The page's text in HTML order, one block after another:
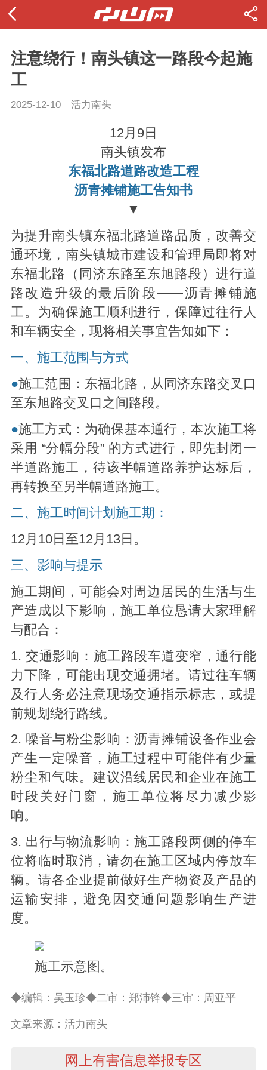
注意绕行！南头镇这一路段今起施
工
2025-12-10 活力南头
12月9日
南头镇发布
东福北路道路改造工程
沥青摊铺施工告知书
▼
为提升南头镇东福北路道路品质，改善交
通环境，南头镇城市建设和管理局即将对
东福北路（同济东路至东旭路段）进行道
路改造升级的最后阶段——沥青摊铺施
工。为确保施工顺利进行，保障过往行人
和车辆安全，现将相关事宜告知如下：
一、施工范围与方式
●施工范围：东福北路，从同济东路交叉口
至东旭路交叉口之间路段。
●施工方式：为确保基本通行，本次施工将
采用 “分幅分段” 的方式进行，即先封闭一
半道路施工，待该半幅道路养护达标后，
再转换至另半幅道路施工。
二、施工时间计划施工期：
12月10日至12月13日。
三、影响与提示
施工期间，可能会对周边居民的生活与生
产造成以下影响，施工单位恳请大家理解
与配合：
1. 交通影响：施工路段车道变窄，通行能
力下降，可能出现交通拥堵。请过往车辆
及行人务必注意现场交通指示标志，或提
前规划绕行路线。
2. 噪音与粉尘影响：沥青摊铺设备作业会
产生一定噪音，施工过程中可能伴有少量
粉尘和气味。建议沿线居民和企业在施工
时段关好门窗，施工单位将尽力减少影
响。
3. 出行与物流影响：施工路段两侧的停车
位将临时取消，请勿在施工区域内停放车
辆。请各企业提前做好生产物资及产品的
运输安排，避免因交通问题影响生产进
度。
施工示意图。
◆编辑：吴玉珍◆二审：郑沛锋◆三审：周亚平
文章来源：活力南头
网上有害信息举报专区